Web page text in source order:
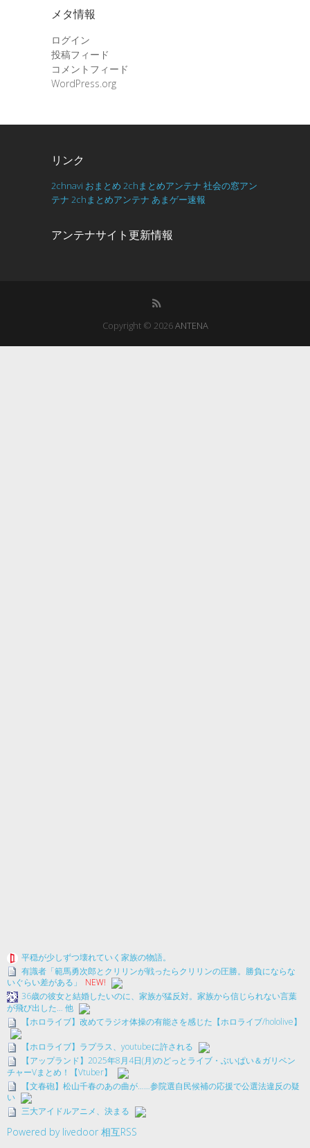
メタ情報
ログイン
投稿フィード
コメントフィード
WordPress.org
リンク
2chnavi おまとめ 2chまとめアンテナ 社会の窓アン
テナ 2chまとめアンテナ あまゲー速報
アンテナサイト更新情報
Copyright © 2026ANTENA
平穏が少しずつ壊れていく家族の物語。
有識者「範馬勇次郎とクリリンが戦ったらクリリンの圧勝。勝負にならな
いぐらい差がある」
NEW!
36歳の彼女と結婚したいのに、家族が猛反対。家族から信じられない言葉
が飛び出した… 他
【ホロライブ】改めてラジオ体操の有能さを感じた【ホロライブ/hololive】
【ホロライブ】ラプラス、youtubeに許される
【アップランド】2025年8月4日(月)のどっとライブ・ぶいぱい＆ガリベン
チャーVまとめ！【Vtuber】
【文春砲】松山千春のあの曲が……参院選自民候補の応援で公選法違反の疑
い
三大アイドルアニメ、決まる
Powered by livedoor 相互RSS